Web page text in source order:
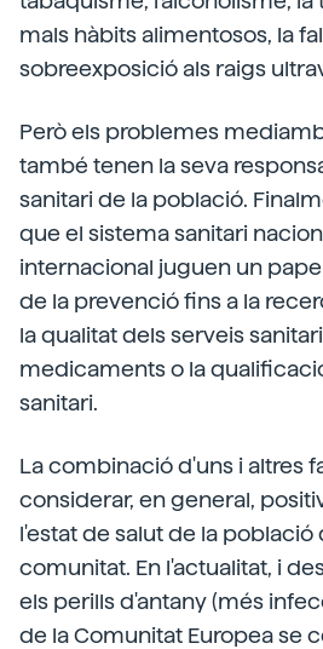
mals hàbits alimentosos, la
sobreexposició als raigs
Però els problemes
també tenen la seva
sanitari de la població.
que el sistema sanitari
internacional juguen un
de la prevenció fins a la
la qualitat dels serveis
medicaments o la
sanitari.
La combinació d'uns i altres
considerar, en general,
l'estat de salut de la població
comunitat. En l'actualitat, i
els perills d'antany (més
de la Comunitat Europea se